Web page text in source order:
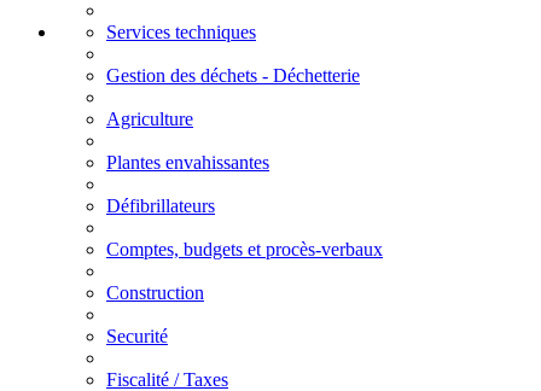
Services techniques
Gestion des déchets - Déchetterie
Agriculture
Plantes envahissantes
Défibrillateurs
Comptes, budgets et procès-verbaux
Construction
Securité
Fiscalité / Taxes